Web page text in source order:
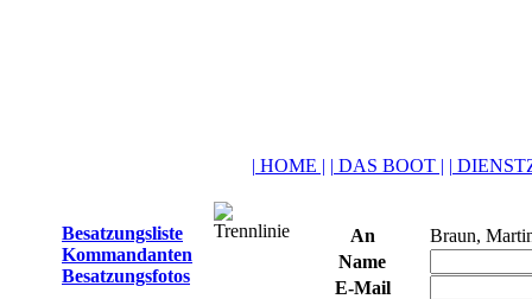
| HOME | | DAS BOOT | |
Besatzungsliste
Kommandanten
Besatzungsfotos
An
Braun,
Name
E-Mail